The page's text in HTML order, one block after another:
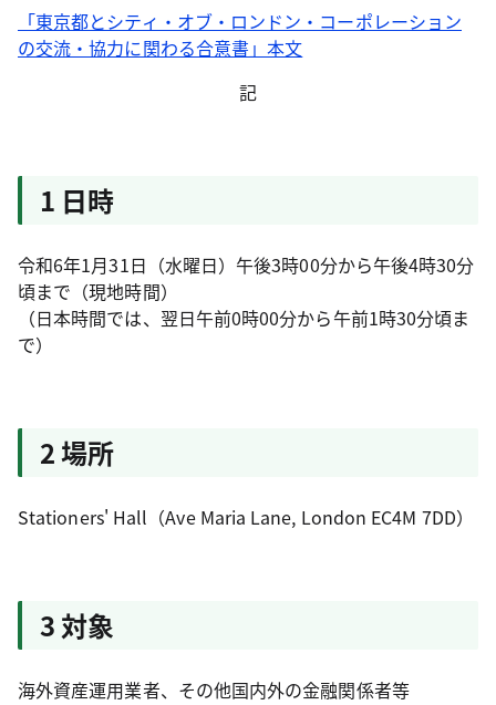
「東京都とシティ・オブ・ロンドン・コーポレーション
の交流・協力に関わる合意書」本文
記
1 日時
令和6年1月31日（水曜日）午後3時00分から午後4時30分
頃まで（現地時間）
（日本時間では、翌日午前0時00分から午前1時30分頃ま
で）
2 場所
Stationers' Hall（Ave Maria Lane, London EC4M 7DD）
3 対象
海外資産運用業者、その他国内外の金融関係者等